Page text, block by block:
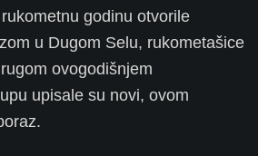
godinu otvorile
u Dugom Selu, rukometašice
ovogodišnjem
upisale su novi, ovom